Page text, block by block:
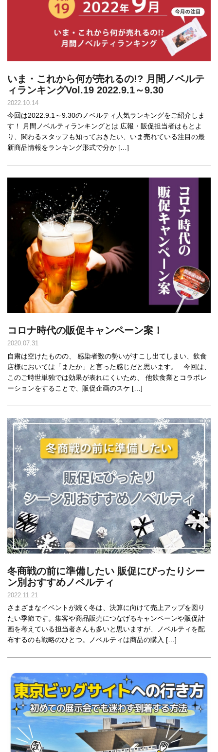
いま・これから何が売れるの!? 月間ノベルテ
ィランキングVol.19 2022.9.1～9.30
2022.10.14
今回は2022.9.1～9.30のノベルティ人気ランキングをご紹介しま
す！ 月間ノベルティランキングとは 広報・販促担当者はもとよ
り、関わるスタッフも知っておきたい、いま売れている注目の最
新商品情報をランキング形式で分か […]
コロナ時代の販促キャンペーン案！
2020.07.31
自粛は空けたものの、 感染者数の勢いがすこし出てしまい、飲食
店様においては「またか」と言った感じだと思います。 今回は、
このご時世単独では効果が表れにくいため、 他飲食業とコラボレ
ーションをすることで、販促企画のスケ […]
冬商戦の前に準備したい 販促にぴったりシー
ン別おすすめノベルティ
2022.11.21
さまざまなイベントが続く冬は、決算に向けて売上アップを図り
たい季節です。集客や商品販売につなげるキャンペーンや販促計
画を考えている担当者さんも多いと思いますが、ノベルティを配
布するのも戦略のひとつ。ノベルティは商品の購入 […]